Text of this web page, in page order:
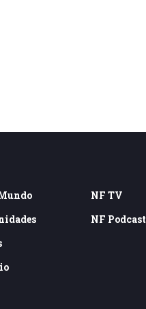
NF TV
NF Podcast